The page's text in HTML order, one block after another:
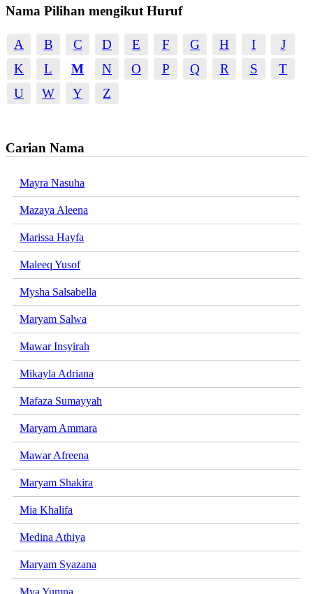
Nama Pilihan mengikut Huruf
A B C D E F G H I
J
K
L M N O P Q R S
T
U
W Y Z
Carian Nama
Mayra Nasuha
Mazaya Aleena
Marissa Hayfa
Maleeq Yusof
Mysha Salsabella
Maryam Salwa
Mawar Insyirah
Mikayla Adriana
Mafaza Sumayyah
Maryam Ammara
Mawar Afreena
Maryam Shakira
Mia Khalifa
Medina Athiya
Maryam Syazana
Mya Yumna